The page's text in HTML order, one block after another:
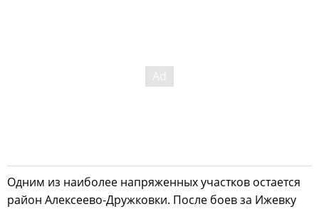
Одним из наиболее напряженных участков остается
район Алексеево-Дружковки. После боев за Ижевку